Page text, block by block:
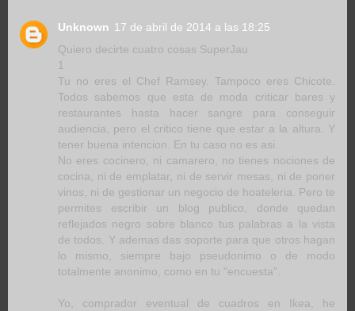
Unknown 17 de abril de 2014 a las 18:25
Quiero decirte cuatro cosas SuperJau
1
Tu no eres el Chef Ramsey. Tampoco eres Chicote.
Todos sabemos que esta de moda criticar bares y
restaurantes hasta hacer sangre para conseguir
audiencia, pero el critico tiene que estar a la altura. Y
tener buena intencion. En tu caso no es asi.
No eres cocinero, ni camarero, no tienes nociones de
cocina, ni de emplatar, ni de servir mesas, ni de poner
vinos, ni de gestionar un negocio de hoateleria. Pero te
permites escribir un blog publico, donde quedan
reflejados negro sobre blanco tus palabras a la vista
de todos. Y ademas das soporte para que otros hagan
lo mismo, siempre bajo pseudonimo o de modo
totalmente anonimo, como en tu "encuesta".
Yo, comprador eventual de cuadros en Ikea, he